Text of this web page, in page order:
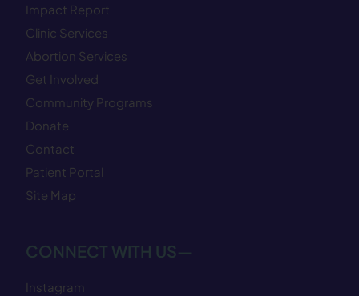
Impact Report
Clinic Services
Abortion Services
Get Involved
Community Programs
Donate
Contact
Patient Portal
Site Map
CONNECT WITH US—
Instagram